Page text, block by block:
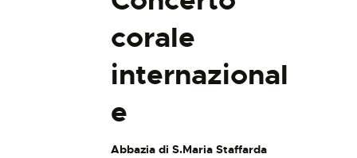
corale
internazional
e
Abbazia di S.Maria Staffarda